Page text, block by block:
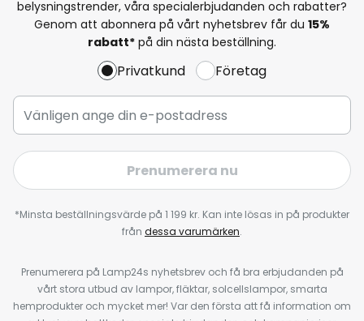
belysningstrender, våra specialerbjudanden och rabatter?
Genom att abonnera på vårt nyhetsbrev får du 15%
rabatt* på din nästa beställning.
Privatkund Företag
Prenumerera nu
*Minsta beställningsvärde på 1 199 kr. Kan inte lösas in på produkter
från dessa varumärken.
Prenumerera på Lamp24s nyhetsbrev och få bra erbjudanden på
vårt stora utbud av lampor, fläktar, solcellslampor, smarta
hemprodukter och mycket mer! Var den första att få information om